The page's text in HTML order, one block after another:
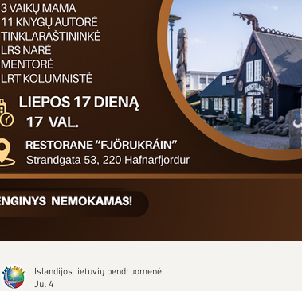
Islandijos lietuvių bendruomenė
Jul 4